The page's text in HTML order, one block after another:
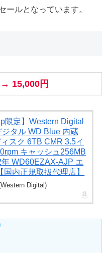
ールとなっています。
15,000円
限定】Western Digital
ジタル WD Blue 内蔵
スク 6TB CMR 3.5イ
キャッシュ256MB
年 WD60EZAX-AJP エ
国内正規取扱代理店】
Digital)